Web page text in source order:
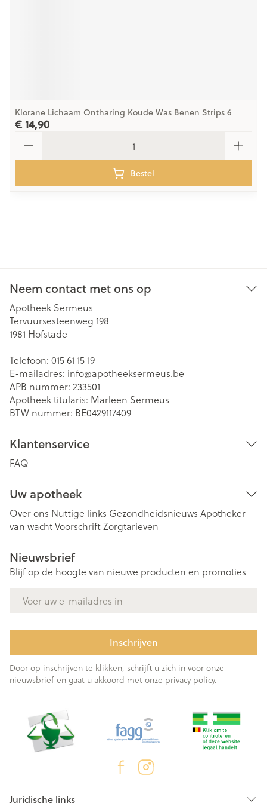
Klorane Lichaam Ontharing Koude Was Benen Strips 6
€ 14,90
Bestel
Neem contact met ons op
Apotheek Sermeus
Tervuursesteenweg 198
1981 Hofstade
Telefoon: 015 61 15 19
E-mailadres: info@apotheeksermeus.be
APB nummer: 233501
Apotheek titularis: Marleen Sermeus
BTW nummer: BE0429117409
Klantenservice
FAQ
Uw apotheek
Over ons Nuttige links Gezondheidsnieuws Apotheker
van wachtVoorschriftZorgtarieven
Nieuwsbrief
Blijf op de hoogte van nieuwe producten en promoties
Inschrijven
Door op inschrijven te klikken, schrijft u zich in voor onze
nieuwsbrief en gaat u akkoord met onze privacy policy.
Juridische links